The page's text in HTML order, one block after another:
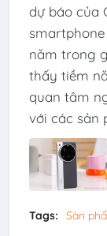
dự báo của
năm trong
thấy tiềm
quan tâm
với các sản
Tags:
Sàn